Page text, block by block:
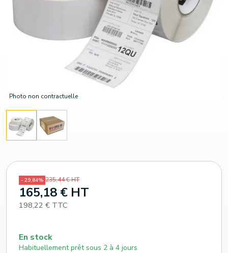
Photo non contractuelle
- 29,84% 235,44 € HT
165,18 € HT
198,22 € TTC
En stock
Habituellement prêt sous 2 à 4 jours